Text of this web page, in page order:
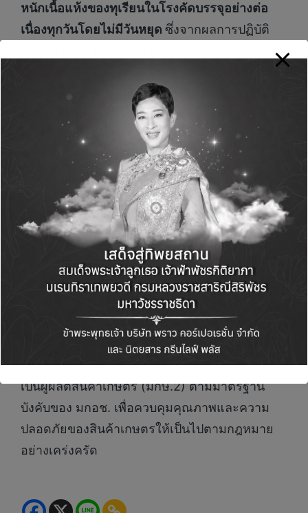
หนักเนื้อแห้งของทุเรียนในโรงคัดบรรจุอย่างต่อ
เนื่องทุกวันโดยไม่มีวันหยุด ซึ่งจากผลการปฏิบัติ
การประกอบธุรกิจ และให้ความสำคัญกับการรักษา
อย่างไรก็ตาม หากชุดปฏิบัติการของ สวพ.6 ตรวจ
พบว่ามีทุเรียนด้อยคุณภาพ พนักงานเจ้าหน้าที่
ตามพระราชบัญญัติมาตรฐานสินค้าเกษตร โดย
กองควบคุมมาตรฐาน สำนักงานมาตรฐานสินค้า
เกษตรและอาหารแห่งชาติ (มกอช.) จะให้ผู้
ประกอบการดำเนินการคัดแยกทุเรียนด้อยคุณภาพ
ออกจากกระบวนการและเข้าสู่ขั้นตอนการแจ้ง
เตือนเพื่อปรับปรุงแก้ไขให้เป็นไปตามเกณฑ์
มาตรฐานที่กำหนด เพื่อป้องกันมิให้เกิดการกระทำ
ผิดซ้ำ และหากตรวจพบทุเรียนอ่อนซ้ำในครั้งต่อไป
จะดำเนินมาตรการพักใช้หรือเพิกถอนใบอนุญาต
เป็นผู้ผลิตสินค้าเกษตร (มกษ.2) ตามมาตรฐาน
บังคับของ มกอช. เพื่อควบคุมคุณภาพและความ
ปลอดภัยของสินค้าเกษตรให้เป็นไปตามกฎหมาย
อย่างเคร่งครัด